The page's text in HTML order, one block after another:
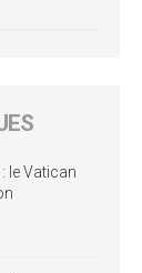
le Vatican